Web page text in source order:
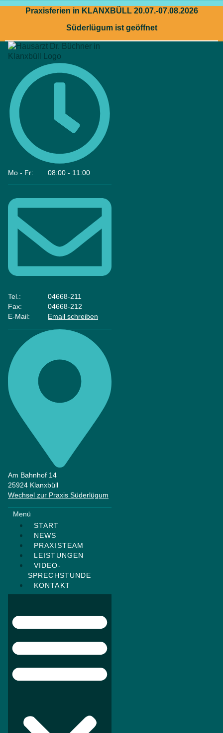
Zum
Praxisferien in KLANXBÜLL 20.07.-07.08.2026
Süderlügum ist geöffnet
Mo - Fr: 08:00 - 11:00
Tel.:
04668-211
Fax:
04668-212
E-Mail:
Email schreiben
Am Bahnhof 14
25924 Klanxbüll
Wechsel zur Praxis Süderlügum
Menü
START
NEWS
PRAXISTEAM
LEISTUNGEN
VIDEO-
SPRECHSTUNDE
KONTAKT